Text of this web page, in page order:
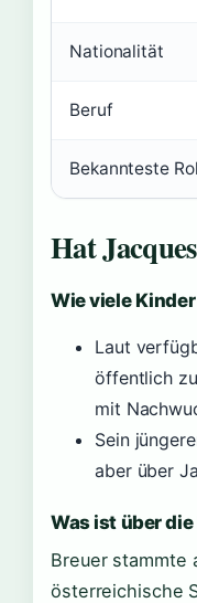
Nationalität
Beruf
Bekannteste
Hat
Wie viele
Laut
öffentlich
mit
Sein
aber über
Was ist über
Breuer stammte
österreichische